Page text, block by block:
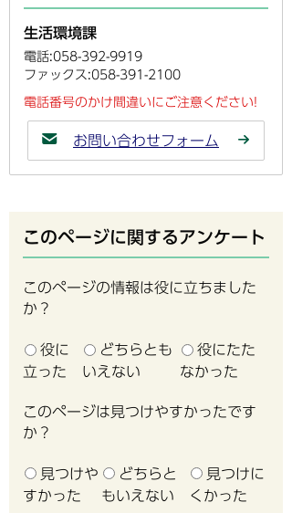
生活環境課
電話:058-392-9919
ファックス:058-391-2100
電話番号のかけ間違いにご注意ください!
お問い合わせフォーム
このページに関するアンケート
このページの情報は役に立ちました
か？
役に
立った
どちらとも
いえない
役にたた
なかった
このページは見つけやすかったです
か？
見つけや
すかった
どちらと
もいえない
見つけに
くかった